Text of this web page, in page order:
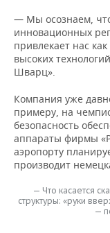
— Мы осознаем,
инновационных
привлекает нас
высоких
Шварц».
Компания уже
примеру, на
безопасность
аппараты фирмы
аэропорту
производит
— Что касается
структуры: «руки
—